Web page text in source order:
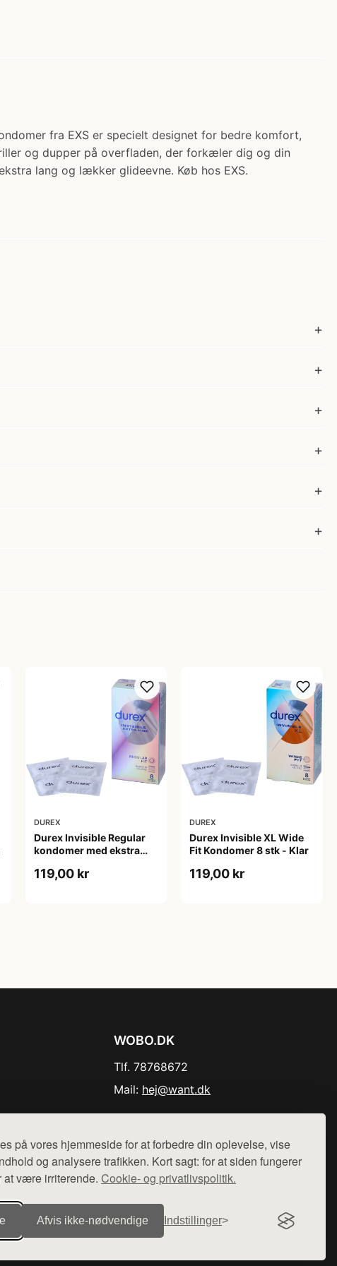
på vores hjemmeside for at forbedre din oplevelse, vise
og analysere trafikken. Kort sagt: for at siden fungerer
at være irriterende. Cookie- og privatlivspolitik.
Afvis ikke‑nødvendige Indstillinger
fra EXS er specielt designet for bedre komfort,
og dupper på overfladen, der forkæler dig og din
lang og lækker glideevne. Køb hos EXS.
DUREX
Durex Invisible Regular
kondomer med ekstra
119,00 kr
DUREX
Durex Invisible XL Wide
Fit Kondomer 8 stk - Klar
119,00 kr
WOBO.DK
Tlf. 78768672
Mail: hej@want.dk
Der sælges ikke varer fra denne side - vi henviser til de shops,